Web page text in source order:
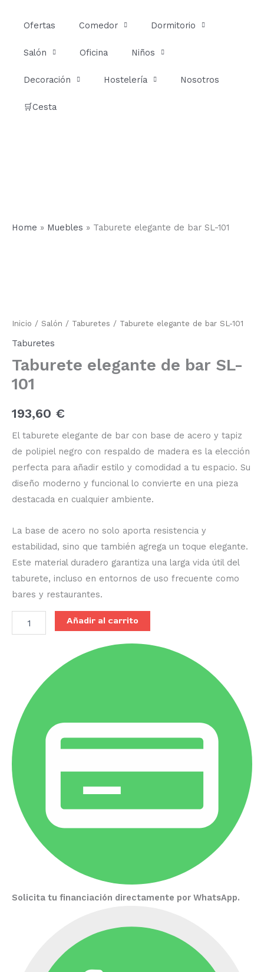
Ofertas Comedor Dormitorio
Salón Oficina Niños
Decoración Hostelería Nosotros
🛒Cesta
Home » Muebles » Taburete elegante de bar SL-101
Inicio / Salón / Taburetes / Taburete elegante de bar SL-101
Taburetes
Taburete elegante de bar SL-
101
193,60 €
El taburete elegante de bar con base de acero y tapiz
de polipiel negro con respaldo de madera es la elección
perfecta para añadir estilo y comodidad a tu espacio. Su
diseño moderno y funcional lo convierte en una pieza
destacada en cualquier ambiente.
La base de acero no solo aporta resistencia y
estabilidad, sino que también agrega un toque elegante.
Este material duradero garantiza una larga vida útil del
taburete, incluso en entornos de uso frecuente como
bares y restaurantes.
Añadir al carrito
Solicita tu financiación directamente por WhatsApp.